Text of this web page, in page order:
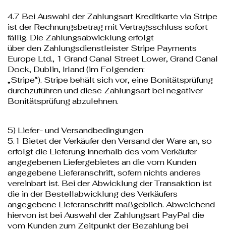
4.7 Bei Auswahl der Zahlungsart Kreditkarte via Stripe
ist der Rechnungsbetrag mit Vertragsschluss sofort
fällig. Die Zahlungsabwicklung erfolgt
über den Zahlungsdienstleister Stripe Payments
Europe Ltd., 1 Grand Canal Street Lower, Grand Canal
Dock, Dublin, Irland (im Folgenden:
„Stripe“). Stripe behält sich vor, eine Bonitätsprüfung
durchzuführen und diese Zahlungsart bei negativer
Bonitätsprüfung abzulehnen.
5) Liefer- und Versandbedingungen
5.1 Bietet der Verkäufer den Versand der Ware an, so
erfolgt die Lieferung innerhalb des vom Verkäufer
angegebenen Liefergebietes an die vom Kunden
angegebene Lieferanschrift, sofern nichts anderes
vereinbart ist. Bei der Abwicklung der Transaktion ist
die in der Bestellabwicklung des Verkäufers
angegebene Lieferanschrift maßgeblich. Abweichend
hiervon ist bei Auswahl der Zahlungsart PayPal die
vom Kunden zum Zeitpunkt der Bezahlung bei